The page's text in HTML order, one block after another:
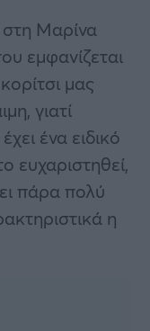
στη Μαρίνα
εμφανίζεται
μας
γιατί
ένα ειδικό
ευχαριστηθεί,
πάρα πολύ
η